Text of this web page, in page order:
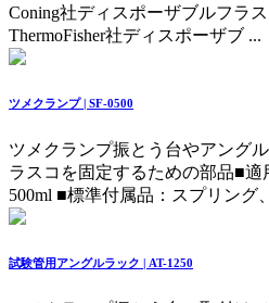
Coning社ディスポーザブルフラ
ThermoFisher社ディスポーザブ ...
ツメクランプ | SF-0500
ツメクランプ振とう台やアング
ラスコを固定するための部品■適
500ml ■標準付属品：スプリング
試験管用アングルラック | AT-1250